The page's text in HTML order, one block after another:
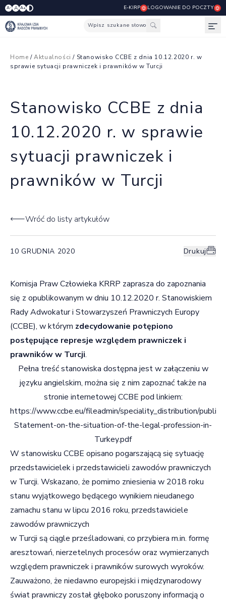
A- A A+ E-KIRP LOGOWANIE DO POCZTY
Wpisz szukane słowo
Home /Aktualności / Stanowisko CCBE z dnia 10.12.2020 r. w
sprawie sytuacji prawniczek i prawników w Turcji
Stanowisko CCBE z dnia
10.12.2020 r. w sprawie
sytuacji prawniczek i
prawników w Turcji
Wróć do listy artykułów
10 GRUDNIA 2020 Drukuj
Komisja Praw Człowieka KRRP zaprasza do zapoznania
się z opublikowanym w dniu 10.12.2020 r. Stanowiskiem
Rady Adwokatur i Stowarzyszeń Prawniczych Europy
(CCBE), w którym zdecydowanie potępiono
postępujące represje względem prawniczek i
prawników w Turcji.
Pełna treść stanowiska dostępna jest w załączeniu w
języku angielskim, można się z nim zapoznać także na
stronie internetowej CCBE pod linkiem:
https://www.ccbe.eu/fileadmin/speciality_distribution/
Statement-on-the-situation-of-the-legal-profession-in-
Turkey.pdf
W stanowisku CCBE opisano pogarszającą się sytuację
przedstawicielek i przedstawicieli zawodów prawniczych
w Turcji. Wskazano, że pomimo zniesienia w 2018 roku
stanu wyjątkowego będącego wynikiem nieudanego
zamachu stanu w lipcu 2016 roku, przedstawiciele
zawodów prawniczych
w Turcji są ciągle prześladowani, co przybiera m.in. formę
aresztowań, nierzetelnych procesów oraz wymierzanych
względem prawniczek i prawników surowych wyroków.
Zauważono, że niedawno europejski i międzynarodowy
świat prawniczy został głęboko poruszony informacją o